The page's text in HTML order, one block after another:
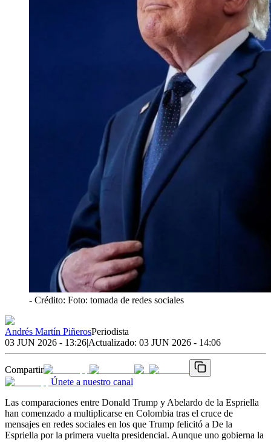
- Crédito: Foto: tomada de redes sociales
Andrés Martín PiñerosPeriodista
03 JUN 2026 - 13:26|Actualizado: 03 JUN 2026 - 14:06
Compartir
Únete a nuestro canal
Las comparaciones entre Donald Trump y Abelardo de la Espriella
han comenzado a multiplicarse en Colombia tras el cruce de
mensajes en redes sociales en los que Trump felicitó a De la
Espriella por la primera vuelta presidencial. Aunque uno gobierna la